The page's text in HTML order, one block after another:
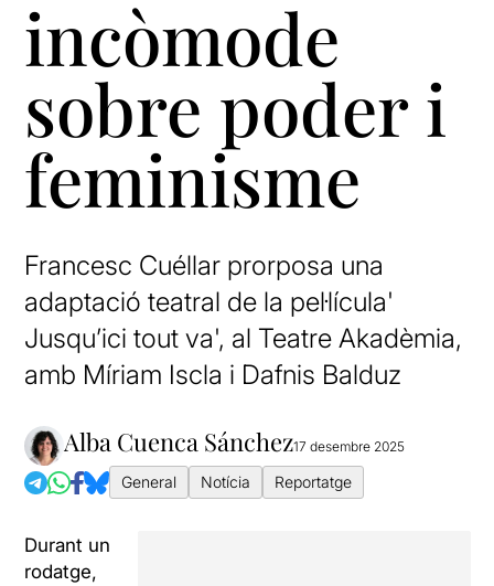
incòmode
sobre poder i
feminisme
Francesc Cuéllar prorposa una
adaptació teatral de la pel·lícula'
Jusqu’ici tout va', al Teatre Akadèmia,
amb Míriam Iscla i Dafnis Balduz
Alba Cuenca Sánchez17 desembre 2025
General Notícia Reportatge
Durant un
rodatge,